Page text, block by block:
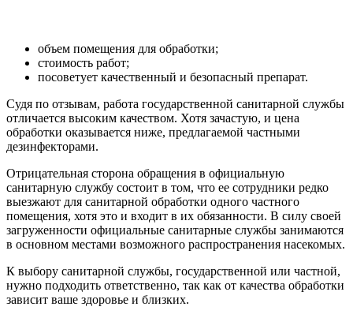
объем помещения для обработки;
стоимость работ;
посоветует качественный и безопасный препарат.
Судя по отзывам, работа государственной санитарной службы
отличается высоким качеством. Хотя зачастую, и цена
обработки оказывается ниже, предлагаемой частными
дезинфекторами.
Отрицательная сторона обращения в официальную
санитарную службу состоит в том, что ее сотрудники редко
выезжают для санитарной обработки одного частного
помещения, хотя это и входит в их обязанности. В силу своей
загруженности официальные санитарные службы занимаются
в основном местами возможного распространения насекомых.
К выбору санитарной службы, государственной или частной,
нужно подходить ответственно, так как от качества обработки
зависит ваше здоровье и близких.